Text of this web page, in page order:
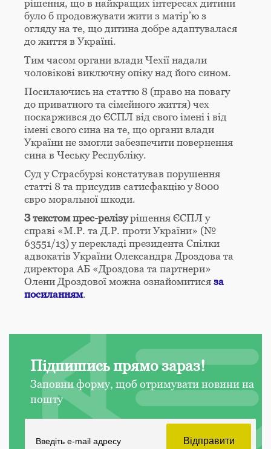
рішення, що в найкращих інтересах дитини
було б продовжувати жити з матір’ю з
огляду на те, що дитина добре адаптувалася
до життя в Україні.
Тим часом органи влади Чехії надали
чоловікові виключну опіку над його сином.
Посилаючись на статтю 8 (право на повагу
до приватного та сімейного життя) чех
поскаржився до ЄСПЛ від свого імені і від
імені свого сина на те, що органи влади
України не змогли забезпечити повернення
сина в Чеську Республіку.
Суд у Страсбурзі констатував порушення
статті 8 та присудив сатисфакцію у 8000
євро моральної шкоди.
З текстом прес-релізурішення ЄСПЛ у
справі «М.Р. та Д.Р. проти України» (№
63551/13) у перекладі президента Спілки
адвокатів України Олександра Дроздова та
директора АБ «Дроздова та партнери»
Олени Дроздової можна ознайомитися за
посиланням.
Підпишись прямо зараз!
Заповни форму, щоб отримувати новини на
пошту